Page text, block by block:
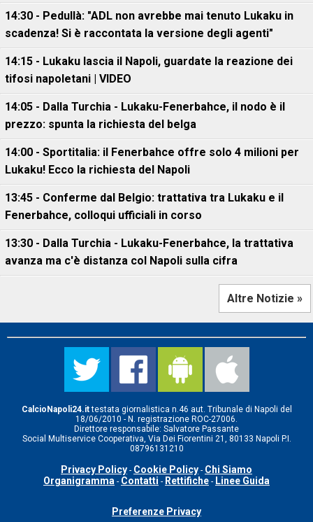
14:30 - Pedullà: "ADL non avrebbe mai tenuto Lukaku in
scadenza! Si è raccontata la versione degli agenti"
14:15 - Lukaku lascia il Napoli, guardate la reazione dei
tifosi napoletani | VIDEO
14:05 - Dalla Turchia - Lukaku-Fenerbahce, il nodo è il
prezzo: spunta la richiesta del belga
14:00 - Sportitalia: il Fenerbahce offre solo 4 milioni per
Lukaku! Ecco la richiesta del Napoli
13:45 - Conferme dal Belgio: trattativa tra Lukaku e il
Fenerbahce, colloqui ufficiali in corso
13:30 - Dalla Turchia - Lukaku-Fenerbahce, la trattativa
avanza ma c'è distanza col Napoli sulla cifra
Altre Notizie »
CalcioNapoli24.ittestata giornalistica n.46 aut. Tribunale di Napoli del
18/06/2010 - N. registrazione ROC-27006.
Direttore responsabile: Salvatore Passante
Social Multiservice Cooperativa, Via Dei Fiorentini 21, 80133 Napoli P.I.
08796131210
Privacy Policy - Cookie Policy - Chi Siamo
Organigramma - Contatti - Rettifiche - Linee Guida
Preferenze Privacy